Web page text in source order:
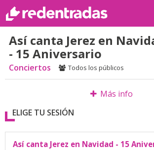
Así canta Jerez en
- 15 Aniversario
Conciertos Todos los públicos
Más info
ELIGE TU SESIÓN
Así canta Jerez en Navidad - 15